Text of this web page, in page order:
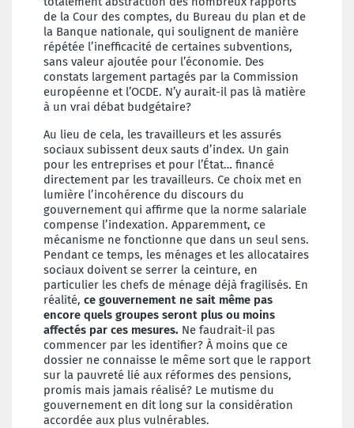
de la Cour des comptes, du Bureau du plan et de
la Banque nationale, qui soulignent de manière
répétée l’inefficacité de certaines subventions,
sans valeur ajoutée pour l’économie. Des
constats largement partagés par la Commission
européenne et l’OCDE. N’y aurait-il pas là matière
à un vrai débat budgétaire?
Au lieu de cela, les travailleurs et les assurés
sociaux subissent deux sauts d’index. Un gain
pour les entreprises et pour l’État… financé
directement par les travailleurs. Ce choix met en
lumière l’incohérence du discours du
gouvernement qui affirme que la norme salariale
compense l’indexation. Apparemment, ce
mécanisme ne fonctionne que dans un seul sens.
Pendant ce temps, les ménages et les allocataires
sociaux doivent se serrer la ceinture, en
particulier les chefs de ménage déjà fragilisés. En
réalité, ce gouvernement ne sait même pas
encore quels groupes seront plus ou moins
affectés par ces mesures. Ne faudrait-il pas
commencer par les identifier? À moins que ce
dossier ne connaisse le même sort que le rapport
sur la pauvreté lié aux réformes des pensions,
promis mais jamais réalisé? Le mutisme du
gouvernement en dit long sur la considération
accordée aux plus vulnérables.